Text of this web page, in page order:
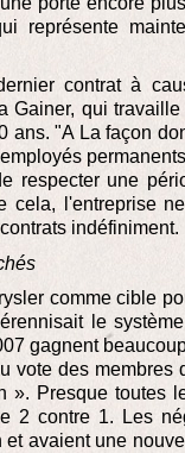
représente
contrat à
Gainer, qui
ans. "A La façon
respecter une
cela, l'entreprise
indéfiniment.
comme cible
le
gagnent
vote des
». Presque toutes
2 contre 1. Les
avaient une